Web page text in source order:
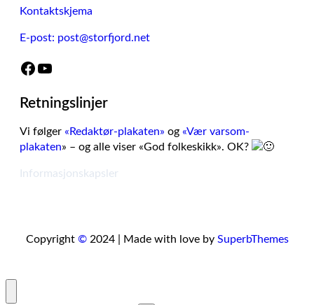
Kontaktskjema
E-post: post@storfjord.net
Facebook YouTube
Retningslinjer
Vi følger «Redaktør-plakaten» og «Vær varsom-
plakaten» – og alle viser «God folkeskikk». OK?
Informasjonskapsler
Copyright ©2024 | Made with love by SuperbThemes